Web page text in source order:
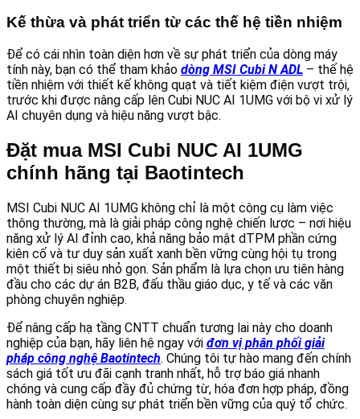
Kế thừa và phát triển từ các thế hệ tiền nhiệm
Để có cái nhìn toàn diện hơn về sự phát triển của dòng máy
tính này, bạn có thể tham khảo dòng MSI Cubi N ADL – thế hệ
tiền nhiệm với thiết kế không quạt và tiết kiệm điện vượt trội,
trước khi được nâng cấp lên Cubi NUC AI 1UMG với bộ vi xử lý
AI chuyên dụng và hiệu năng vượt bậc.
Đặt mua MSI Cubi NUC AI 1UMG
chính hãng tại Baotintech
MSI Cubi NUC AI 1UMG không chỉ là một công cụ làm việc
thông thường, mà là giải pháp công nghệ chiến lược – nơi hiệu
năng xử lý AI đỉnh cao, khả năng bảo mật dTPM phần cứng
kiên cố và tư duy sản xuất xanh bền vững cùng hội tụ trong
một thiết bị siêu nhỏ gọn. Sản phẩm là lựa chọn ưu tiên hàng
đầu cho các dự án B2B, đấu thầu giáo dục, y tế và các văn
phòng chuyên nghiệp.
Để nâng cấp hạ tầng CNTT chuẩn tương lai này cho doanh
nghiệp của bạn, hãy liên hệ ngay với đơn vị phân phối giải
pháp công nghệ Baotintech. Chúng tôi tự hào mang đến chính
sách giá tốt ưu đãi cạnh tranh nhất, hỗ trợ báo giá nhanh
chóng và cung cấp đầy đủ chứng từ, hóa đơn hợp pháp, đồng
hành toàn diện cùng sự phát triển bền vững của quý tổ chức.